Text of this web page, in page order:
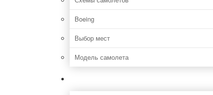
Boeing
Выбор мест
Модель самолета